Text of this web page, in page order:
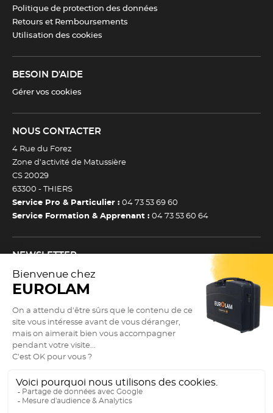
Politique de protection des données
Retours et Remboursements
Utilisation des cookies
BESOIN D'AIDE
Gérer vos cookies
NOUS CONTACTER
4 Rue du Forez
Zone d’activité de Matussière
CS 20029
63300 - THIERS
Service Pro & Particulier : 04 73 53 69 60
Service Formation & Apprenant : 04 73 53 60 64
NEWSLETTER
Inscrivez-vous à notre newsletter et recevez toutes nos
actualtiés et bons plans.
Je m’inscris à la newsletter
(Esc)
Newsletter
Adresse e-mail *
Actualités
Nos réseaux sociaux
9.3 /10
2891 avis